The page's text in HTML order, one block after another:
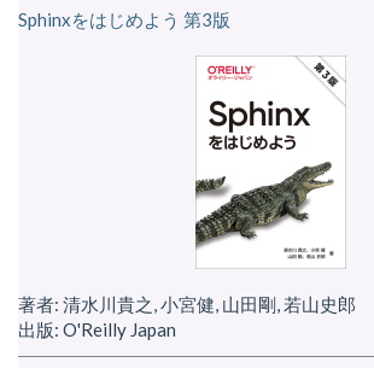
Sphinxをはじめよう 第3版
著者: 清水川貴之, 小宮健, 山田剛, 若山史郎
出版: O'Reilly Japan